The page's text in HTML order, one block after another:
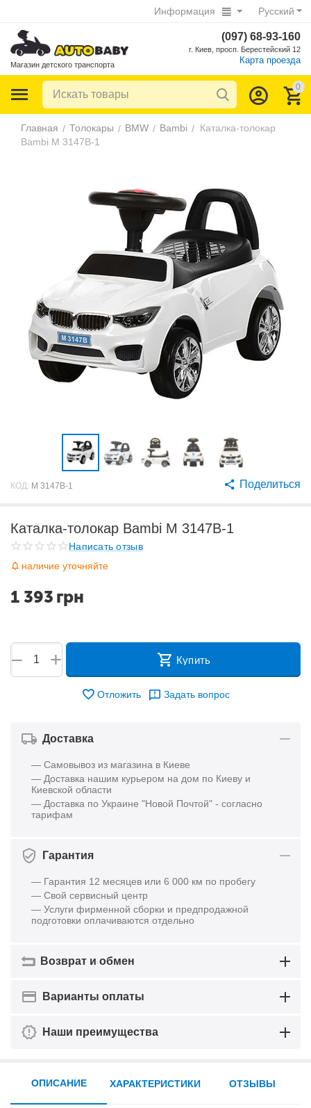
Русский
Информация
Магазин детского транспорта
(097) 68-93-160
г. Киев, просп. Берестейский 12
Карта проезда
0
Главная / Толокары / BMW / Bambi / Каталка-толокар
Bambi M 3147B-1
КОД: M 3147B-1 Поделиться
Каталка-толокар Bambi M 3147B-1
Написать отзыв
наличие уточняйте
1 393 грн
+
− Купить
Отложить Задать вопрос
Доставка
— Самовывоз из магазина в Киеве
— Доставка нашим курьером на дом по Киеву и
Киевской области
— Доставка по Украине "Новой Почтой" - согласно
тарифам
Гарантия
— Гарантия 12 месяцев или 6 000 км по пробегу
— Свой сервисный центр
— Услуги фирменной сборки и предпродажной
подготовки оплачиваются отдельно
Возврат и обмен
Варианты оплаты
Наши преимущества
ОПИСАНИЕ ХАРАКТЕРИСТИКИ ОТЗЫВЫ